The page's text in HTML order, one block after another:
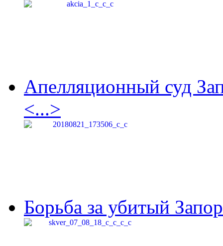
Апелляционный суд
<...>
Борьба за убитый